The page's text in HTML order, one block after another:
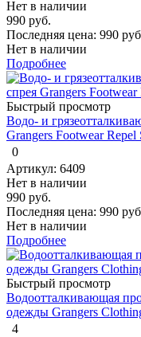
Нет в наличии
990 руб.
Последняя цена: 990
Нет в наличии
Подробнее
Быстрый просмотр
Водо- и
Grangers Footwear Repel
0
Артикул: 6409
Нет в наличии
990 руб.
Последняя цена: 990
Нет в наличии
Подробнее
Быстрый просмотр
Водоотталкивающая
одежды Grangers
4